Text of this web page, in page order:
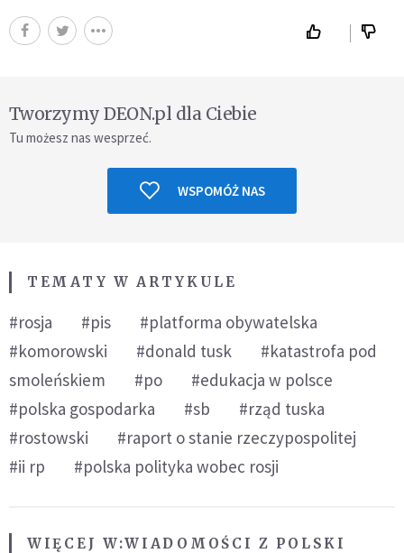
Tworzymy DEON.pl dla Ciebie
Tu możesz nas wesprzeć.
WSPOMÓŻ NAS
TEMATY W ARTYKULE
#rosja #pis
#platforma obywatelska
#komorowski
#donald tusk
#katastrofa pod
smoleńskiem
#po
#edukacja w polsce
#polska gospodarka
#sb
#rząd tuska
#rostowski
#raport o stanie rzeczypospolitej
#ii rp
#polska polityka wobec rosji
WIĘCEJ W:WIADOMOŚCI Z POLSKI